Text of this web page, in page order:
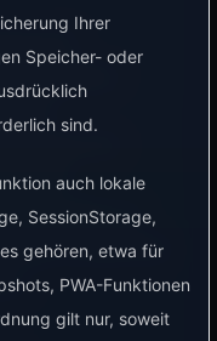
Ihrer
Speicher- oder
sind.
auch lokale
SessionStorage,
gehören, etwa für
PWA-Funktionen
gilt nur, soweit
PIN
dem Kauf, ob
Einspeisung